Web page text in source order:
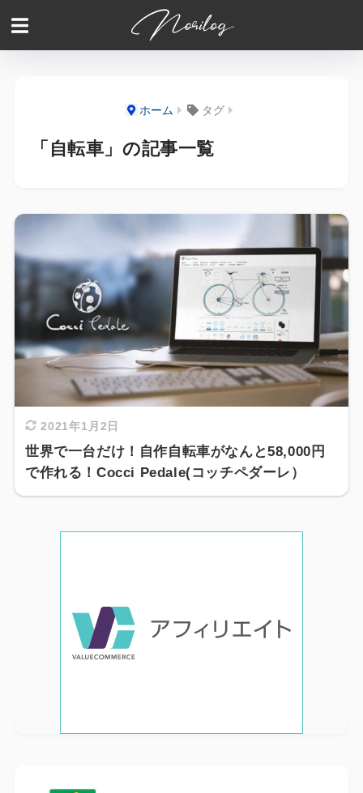
ホーム タグ
「自転車」の記事一覧
2021年1月2日
世界で一台だけ！自作自転車がなんと58,000円
で作れる！Cocci Pedale(コッチペダーレ）